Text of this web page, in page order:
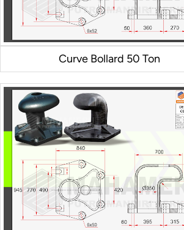
Curve Bollard 50 Ton